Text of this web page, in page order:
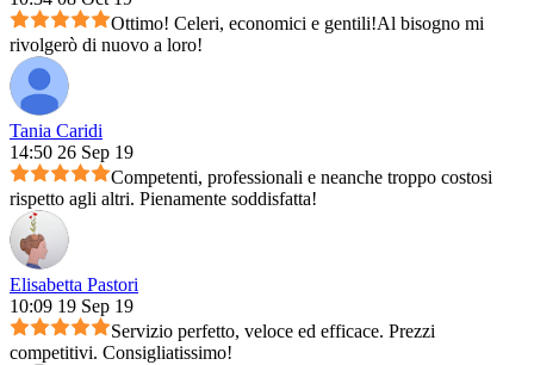
Ottimo! Celeri, economici e gentili!Al bisogno mi
rivolgerò di nuovo a loro!
Tania Caridi
14:50 26 Sep 19
Competenti, professionali e neanche troppo costosi
rispetto agli altri. Pienamente soddisfatta!
Elisabetta Pastori
10:09 19 Sep 19
Servizio perfetto, veloce ed efficace. Prezzi
competitivi. Consigliatissimo!